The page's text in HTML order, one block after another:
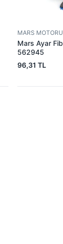
MARS MOTORU
Mars Ayar
562945
96,31 TL